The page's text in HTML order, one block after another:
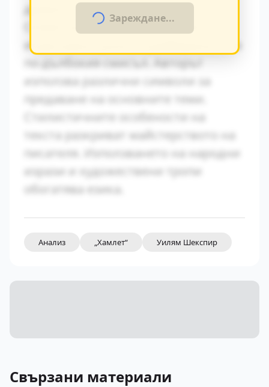
драматично напрежение.
Символиката в произведението
играе важна роля за разбирането на
използва различни символи за
предаване на основните теми.
Стилистичните особености на
текста разкриват майстерството на
писателя. Използването на народни
изрази и художествени тропи
обогатява езика.
Зареждане...
Анализ „Хамлет“ Уилям Шекспир
Свързани материали